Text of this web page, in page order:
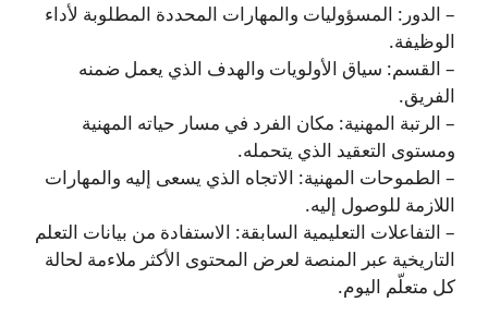
– الدور: المسؤوليات والمهارات المحددة المطلوبة لأداء
الوظيفة.
– القسم: سياق الأولويات والهدف الذي يعمل ضمنه
الفريق.
– الرتبة المهنية: مكان الفرد في مسار حياته المهنية
ومستوى التعقيد الذي يتحمله.
– الطموحات المهنية: الاتجاه الذي يسعى إليه والمهارات
اللازمة للوصول إليه.
– التفاعلات التعليمية السابقة: الاستفادة من بيانات التعلم
التاريخية عبر المنصة لعرض المحتوى الأكثر ملاءمة لحالة
كل متعلّم اليوم.